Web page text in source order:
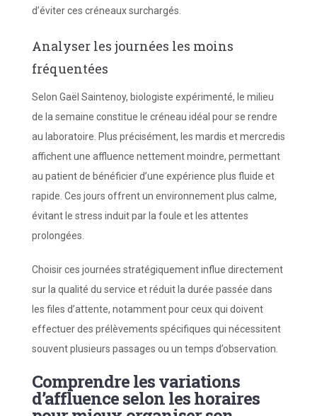
d’éviter ces créneaux surchargés.
Analyser les journées les moins
fréquentées
Selon Gaël Saintenoy, biologiste expérimenté, le milieu
de la semaine constitue le créneau idéal pour se rendre
au laboratoire. Plus précisément, les mardis et mercredis
affichent une affluence nettement moindre, permettant
au patient de bénéficier d’une expérience plus fluide et
rapide. Ces jours offrent un environnement plus calme,
évitant le stress induit par la foule et les attentes
prolongées.
Choisir ces journées stratégiquement influe directement
sur la qualité du service et réduit la durée passée dans
les files d’attente, notamment pour ceux qui doivent
effectuer des prélèvements spécifiques qui nécessitent
souvent plusieurs passages ou un temps d’observation.
Comprendre les variations
d’affluence selon les horaires